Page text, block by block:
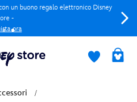
un buono regalo elettronico Disney
-
ora